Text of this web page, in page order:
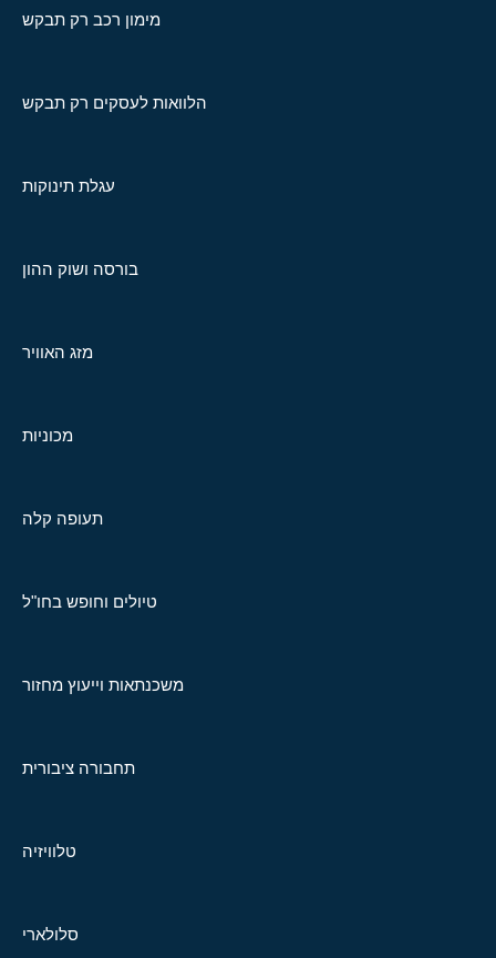
מימון רכב רק תבקש
הלוואות לעסקים רק תבקש
עגלת תינוקות
בורסה ושוק ההון
מזג האוויר
מכוניות
תעופה קלה
טיולים וחופש בחו"ל
משכנתאות וייעוץ מחזור
תחבורה ציבורית
טלוויזיה
סלולארי